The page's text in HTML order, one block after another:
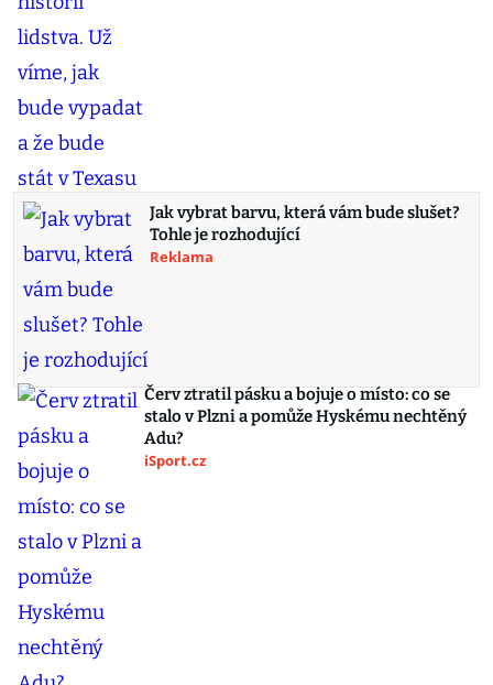
Jak vybrat barvu, která vám bude slušet?
Tohle je rozhodující
Reklama
Červ ztratil pásku a bojuje o místo: co se
stalo v Plzni a pomůže Hyskému nechtěný
Adu?
iSport.cz